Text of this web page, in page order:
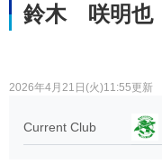
鈴木 咲明也
2026年4月21日(火)11:55更新
Current Club